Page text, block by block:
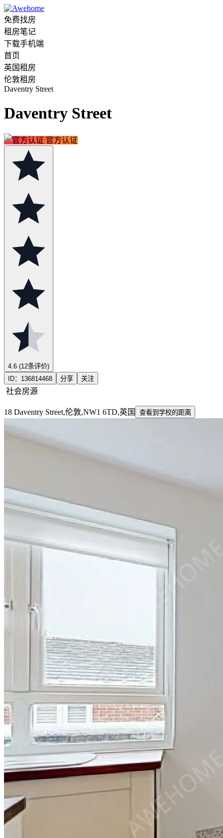
免费找房
租房笔记
下载手机端
首页
英国租房
伦敦租房
Daventry Street
Daventry Street
官方认证
4.6 (12条评价)
ID： 136814468 分享 关注
社会房源
18 Daventry Street,伦敦,NW1 6TD,英国 查看到学校的距离